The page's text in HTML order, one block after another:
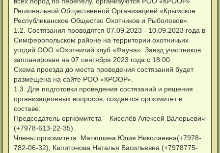
Региональной Общественной Организацией «Крымское
Республиканское Общество Охотников и Рыболовов».
1.2. Состязания проводятся 07.09.2023 - 10.09.2023 года в
Симферопольском районе на территории охотничьих
угодий ООО «Охотничий клуб «Фауна». Заезд участников
запланирован на 07 сентября 2023 года с 18:00.
Схема проезда до места проведения состязаний будет
размещена на сайте РОО «КРООР».
1.3. Для подготовки проведения состязаний и решения
организационных вопросов, создается оргкомитет в
составе:
Председатель оргкомитета – Киселёв Алексей Валерьевич
(+7978-613-22-35).
Члены оргкомитета: Матюшина Юлия Николаевна(+7978-
782-06-32), Капитонова Наталья Васильевна (+7978775-